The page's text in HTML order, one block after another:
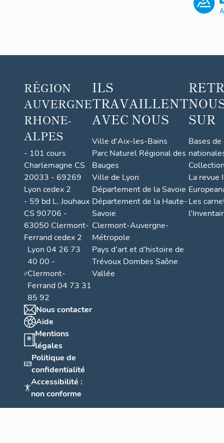
RÉGION
AUVERGNE
RHONE-
ALPES
- 101 cours
Charlemagne CS
20033 - 69269
Lyon cedex 2
- 59 bd L. Jouhaux
CS 90706 -
63050 Clermont-
Ferrand cedex 2
Lyon 04 26 73
40 00 -
Clermont-
Ferrand 04 73 31
85 92
Nous contacter
Aide
Mentions
légales
Politique de
confidentialité
Accessibilité :
non conforme
ILS
TRAVAILLENT
AVEC NOUS
Ville d'Aix-les-Bains
Parc Naturel Régional des
Bauges
Ville de Lyon
Département de la Savoie
Département de la Haute-
Savoie
Clermont-Auvergne-
Métropole
Pays d’art et d’histoire de
Trévoux Dombes Saône
Vallée
SUR
Bases
La revue
Les